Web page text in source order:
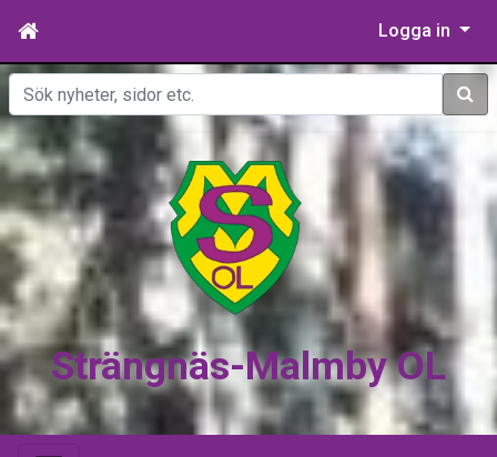
Logga in
Sök
Strängnäs-Malmby OL